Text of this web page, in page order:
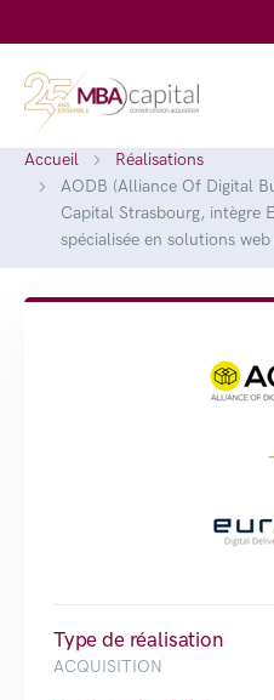
Accueil
Réalisations
AODB (Alliance Of Digital
Capital Strasbourg, intègre
spécialisée en solutions
Type de réalisation
ACQUISITION